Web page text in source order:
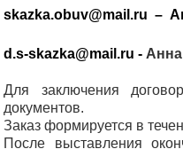
skazka.obuv@mail.ru –
d.s-skazka@mail.ru - Анна
Для заключения
документов.
Заказ формируется в
После выставления